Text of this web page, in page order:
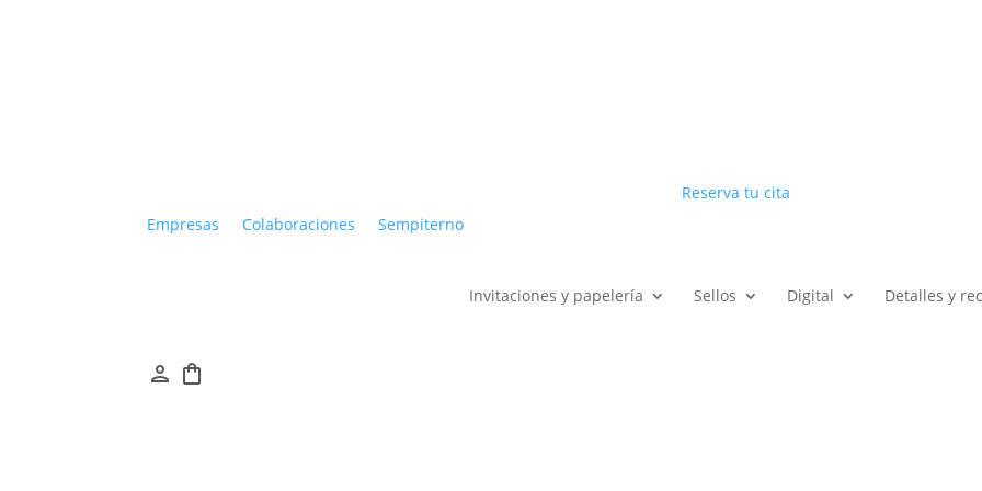
Empresas Colaboraciones Sempiterno
Reserva tu cita
Invitaciones y papelería Sellos Digital Detalles y
person shopping_bag